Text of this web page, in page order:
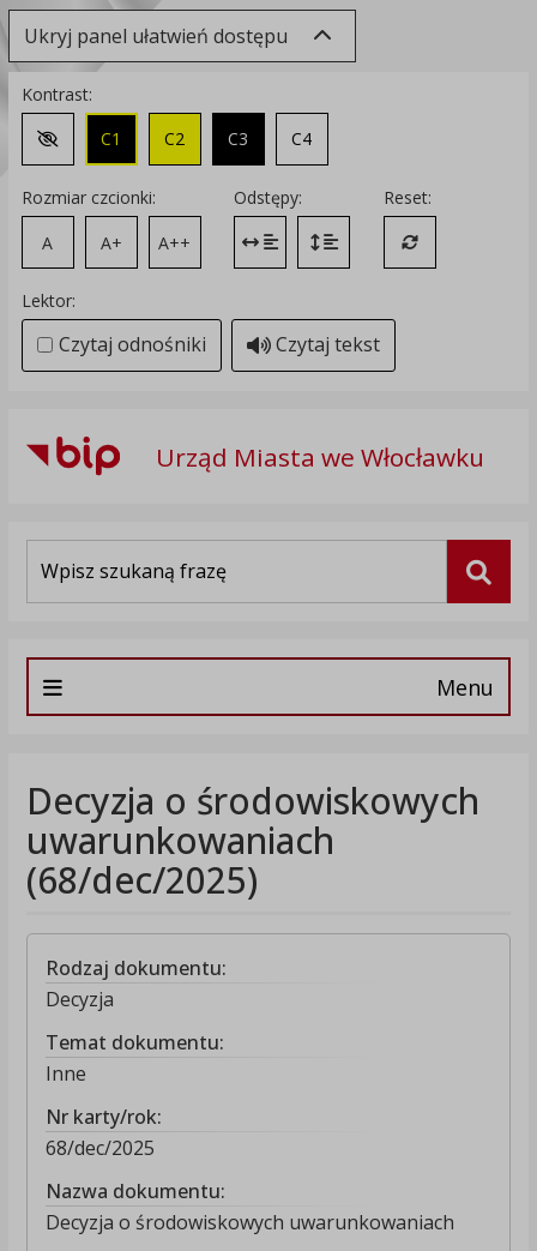
Ukryj panel ułatwień dostępu
Kontrast:
Zmień kontrast na domyślny
C1 C2 C3 C4
Rozmiar czcionki:
A
A+ A++
Odstępy:
Zmień odstęp między literami
Zmień interlinię i margines
Reset:
Przywróć
Lektor:
Czytaj odnośniki Czytaj tekst
Urząd Miasta we Włocławku
Menu
Decyzja o środowiskowych
uwarunkowaniach
(68/dec/2025)
Rodzaj dokumentu:
Decyzja
Temat dokumentu:
Inne
Nr karty/rok:
68/dec/2025
Nazwa dokumentu:
Decyzja o środowiskowych uwarunkowaniach